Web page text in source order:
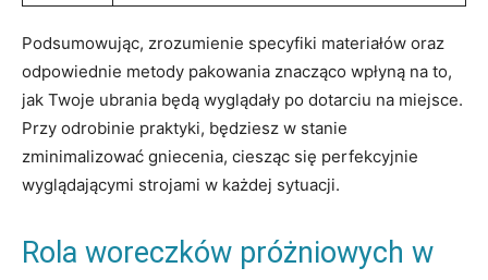
Podsumowując, zrozumienie specyfiki materiałów‍ oraz
odpowiednie metody pakowania znacząco wpłyną ‌na to,
jak Twoje ​ubrania‌ będą wyglądały po dotarciu na miejsce.
Przy odrobinie praktyki, będziesz w stanie
zminimalizować gniecenia, ciesząc się perfekcyjnie
wyglądającymi strojami w ​każdej sytuacji.
Rola‍ woreczków próżniowych w